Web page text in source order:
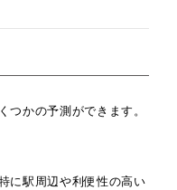
つかの予測ができます。
に駅周辺や利便性の高い